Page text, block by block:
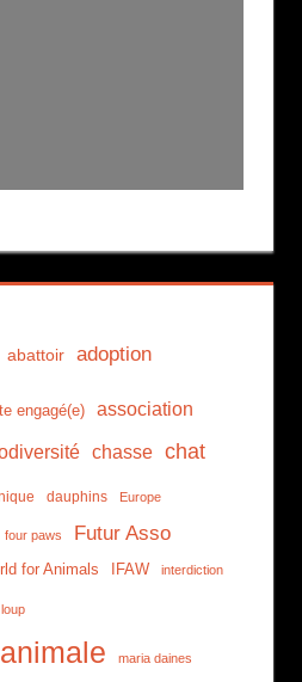
abattoir adoption
engagé(e) association
chasse chat
dauphins Europe
four paws Futur Asso
for Animals IFAW interdiction
loup
maria daines